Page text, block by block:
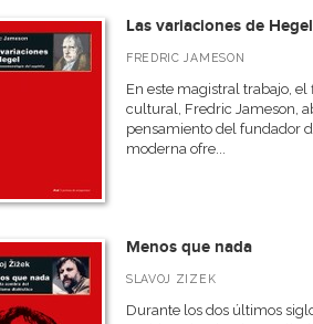
Las variaciones de Hegel
FREDRIC JAMESON
En este magistral trabajo, el
cultural, Fredric Jameson,
pensamiento del fundador
moderna ofre...
Menos que nada
SLAVOJ ZIZEK
Durante los dos últimos